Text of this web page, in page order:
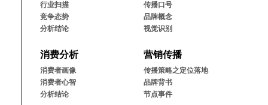
⾏业扫描
竞争态势
分析结论
传播⼝号
品牌概念
视觉识别
消费分析
消费者画像
消费者⼼智
分析结论
营销传播
传播策略之定位落地
品牌背书
节点事件